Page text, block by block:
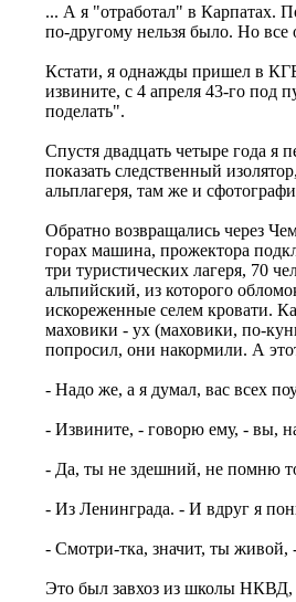
... А я "отработал" в Карпатах.
по-другому нельзя было. Но все
Кстати, я однажды пришел в
извините, с 4 апреля 43-го под
поделать".
Спустя двадцать четыре года я
показать следственный
альплагеря, там же и
Обратно возвращались через
горах машина, прожектора
три туристических лагеря, 70
альпийский, из которого
искореженные селем кровати.
маховики - ух (маховики, по-
попросил, они накормили. А
- Надо же, а я думал, вас всех
- Извините, - говорю ему, - вы,
- Да, ты не здешний, не помню
- Из Ленинграда. - И вдруг я
- Смотри-тка, значит, ты живой,
Это был завхоз из школы